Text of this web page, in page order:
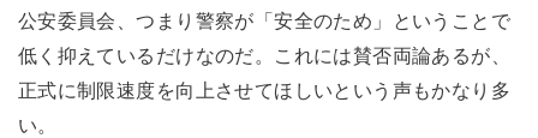
公安委員会、つまり警察が「安全のため」ということで
低く抑えているだけなのだ。これには賛否両論あるが、
正式に制限速度を向上させてほしいという声もかなり多
い。